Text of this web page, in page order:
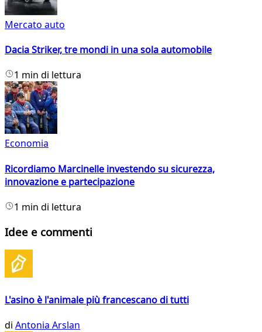
Mercato auto
Dacia Striker, tre mondi in una sola automobile
1 min di lettura
Economia
Ricordiamo Marcinelle investendo su sicurezza,
innovazione e partecipazione
1 min di lettura
Idee e commenti
L'asino è l'animale più francescano di tutti
di Antonia Arslan